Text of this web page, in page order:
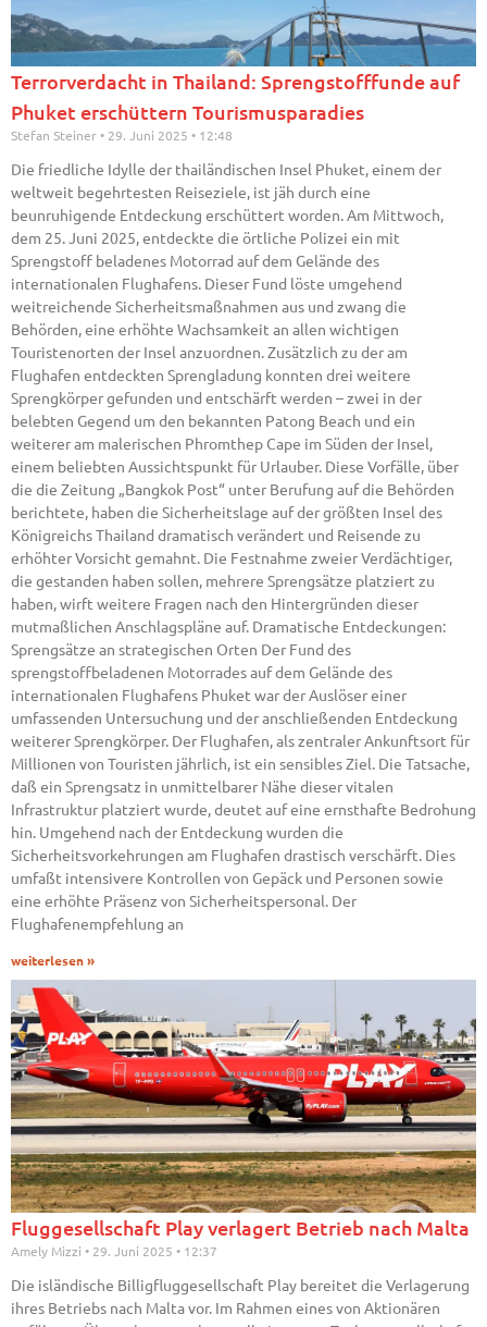
Terrorverdacht in Thailand: Sprengstofffunde auf
Phuket erschüttern Tourismusparadies
Stefan Steiner 29. Juni 2025 12:48
Die friedliche Idylle der thailändischen Insel Phuket, einem der
weltweit begehrtesten Reiseziele, ist jäh durch eine
beunruhigende Entdeckung erschüttert worden. Am Mittwoch,
dem 25. Juni 2025, entdeckte die örtliche Polizei ein mit
Sprengstoff beladenes Motorrad auf dem Gelände des
internationalen Flughafens. Dieser Fund löste umgehend
weitreichende Sicherheitsmaßnahmen aus und zwang die
Behörden, eine erhöhte Wachsamkeit an allen wichtigen
Touristenorten der Insel anzuordnen. Zusätzlich zu der am
Flughafen entdeckten Sprengladung konnten drei weitere
Sprengkörper gefunden und entschärft werden – zwei in der
belebten Gegend um den bekannten Patong Beach und ein
weiterer am malerischen Phromthep Cape im Süden der Insel,
einem beliebten Aussichtspunkt für Urlauber. Diese Vorfälle, über
die die Zeitung „Bangkok Post“ unter Berufung auf die Behörden
berichtete, haben die Sicherheitslage auf der größten Insel des
Königreichs Thailand dramatisch verändert und Reisende zu
erhöhter Vorsicht gemahnt. Die Festnahme zweier Verdächtiger,
die gestanden haben sollen, mehrere Sprengsätze platziert zu
haben, wirft weitere Fragen nach den Hintergründen dieser
mutmaßlichen Anschlagspläne auf. Dramatische Entdeckungen:
Sprengsätze an strategischen Orten Der Fund des
sprengstoffbeladenen Motorrades auf dem Gelände des
internationalen Flughafens Phuket war der Auslöser einer
umfassenden Untersuchung und der anschließenden Entdeckung
weiterer Sprengkörper. Der Flughafen, als zentraler Ankunftsort für
Millionen von Touristen jährlich, ist ein sensibles Ziel. Die Tatsache,
daß ein Sprengsatz in unmittelbarer Nähe dieser vitalen
Infrastruktur platziert wurde, deutet auf eine ernsthafte Bedrohung
hin. Umgehend nach der Entdeckung wurden die
Sicherheitsvorkehrungen am Flughafen drastisch verschärft. Dies
umfaßt intensivere Kontrollen von Gepäck und Personen sowie
eine erhöhte Präsenz von Sicherheitspersonal. Der
Flughafenempfehlung an
weiterlesen »
Fluggesellschaft Play verlagert Betrieb nach Malta
Amely Mizzi 29. Juni 2025 12:37
Die isländische Billigfluggesellschaft Play bereitet die Verlagerung
ihres Betriebs nach Malta vor. Im Rahmen eines von Aktionären